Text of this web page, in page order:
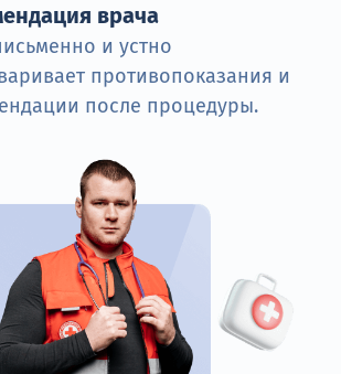
врача
и устно
противопоказания и
после процедуры.